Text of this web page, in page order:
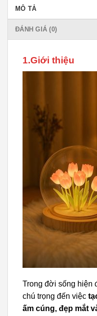
MÔ TẢ
ĐÁNH GIÁ (0)
1.Giới thiệu
Trong đời sống hiện
chú trọng đến việc
ấm cúng, đẹp mắt